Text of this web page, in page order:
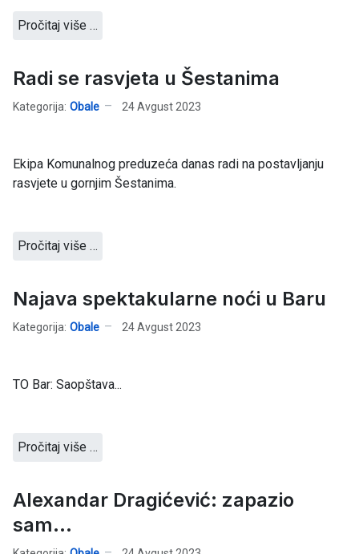
Pročitaj više …
Radi se rasvjeta u Šestanima
Kategorija: Obale 24 Avgust 2023
Ekipa Komunalnog preduzeća danas radi na postavljanju
rasvjete u gornjim Šestanima.
Pročitaj više …
Najava spektakularne noći u Baru
Kategorija: Obale 24 Avgust 2023
TO Bar: Saopštava...
Pročitaj više …
Alexandar Dragićević: zapazio
sam...